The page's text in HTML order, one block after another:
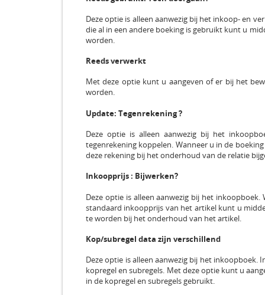
Deze optie is alleen aanwezig bij het inkoop- en
die al in een andere boeking is gebruikt kunt u
worden.
Reeds verwerkt
Met deze optie kunt u aangeven of er bij het
worden.
Update: Tegenrekening ?
Deze optie is alleen aanwezig bij het
tegenrekening koppelen. Wanneer u in de
deze rekening bij het onderhoud van de relatie
Inkoopprijs : Bijwerken?
Deze optie is alleen aanwezig bij het
standaard inkoopprijs van het artikel kunt u
te worden bij het onderhoud van het artikel.
Kop/subregel data zijn verschillend
Deze optie is alleen aanwezig bij het
kopregel en subregels. Met deze optie kunt u
in de kopregel en subregels gebruikt.